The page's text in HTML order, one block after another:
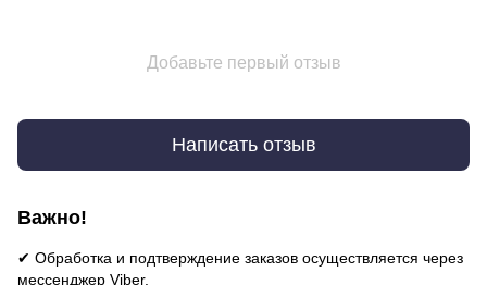
Добавьте первый отзыв
Написать отзыв
Важно!
✔ Обработка и подтверждение заказов осуществляется через
мессенджер Viber.